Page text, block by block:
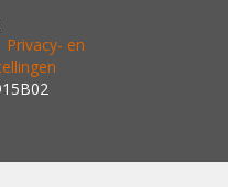
Privacy- en